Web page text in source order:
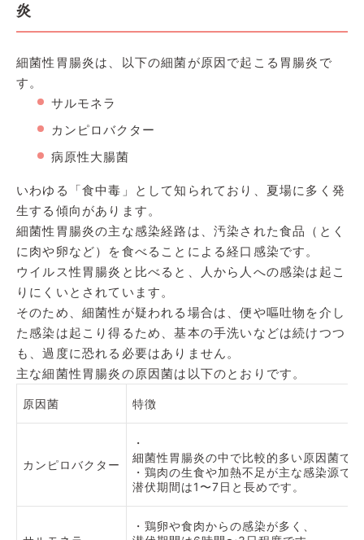
炎
細菌性胃腸炎は、以下の細菌が原因で起こる胃腸炎で
す。
サルモネラ
カンピロバクター
病原性大腸菌
いわゆる「食中毒」として知られており、夏場に多く発
生する傾向があります。
細菌性胃腸炎の主な感染経路は、汚染された食品（とく
に肉や卵など）を食べることによる経口感染です。
ウイルス性胃腸炎と比べると、人から人への感染は起こ
りにくいとされています。
そのため、細菌性が疑われる場合は、便や嘔吐物を介し
た感染は起こり得るため、基本の手洗いなどは続けつつ
も、過度に恐れる必要はありません。
主な細菌性胃腸炎の原因菌は以下のとおりです。
原因菌 特徴
カンピロバクター
・
細菌性胃腸炎の中で比較的多い原因菌で
・鶏肉の生食や加熱不足が主な感染源で、
潜伏期間は1〜7日と長めです。
・鶏卵や食肉からの感染が多く、